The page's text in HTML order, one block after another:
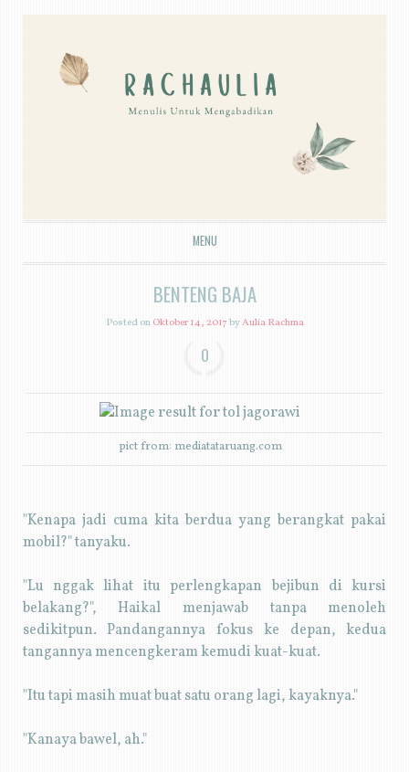
MENU
SKIP TO CONTENT
BENTENG BAJA
Posted onOktober 14, 2017byAulia Rachma
0
pict from: mediatataruang.com
"Kenapa jadi cuma kita berdua yang berangkat pakai
mobil?" tanyaku.
"Lu nggak lihat itu perlengkapan bejibun di kursi
belakang?", Haikal menjawab tanpa menoleh
sedikitpun. Pandangannya fokus ke depan, kedua
tangannya mencengkeram kemudi kuat-kuat.
"Itu tapi masih muat buat satu orang lagi, kayaknya."
"Kanaya bawel, ah."